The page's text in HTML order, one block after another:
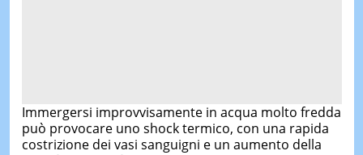
Immergersi improvvisamente in acqua molto fredda
può provocare uno shock termico, con una rapida
costrizione dei vasi sanguigni e un aumento della